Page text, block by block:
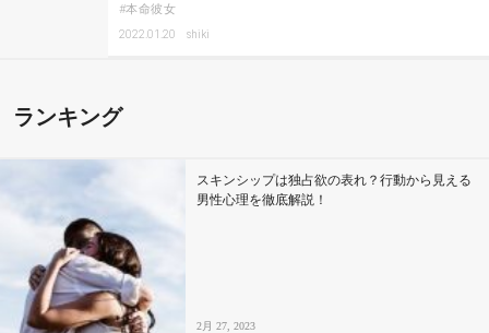
本命彼女
2022.01.20 shiki
ランキング
スキンシップは独占欲の表れ？行動から見える
男性心理を徹底解説！
2月 27, 2023